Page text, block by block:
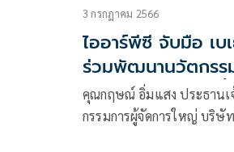
3 กรกฎาคม 2566
ไออาร์พีซี จับมือ เบ
ร่วมพัฒนานวัตกรร
มาตรฐานโลกเป็นครั้
คุณกฤษณ์ อิ่มแสง ประธาน
กรรมการผู้จัดการใหญ่ บริษั